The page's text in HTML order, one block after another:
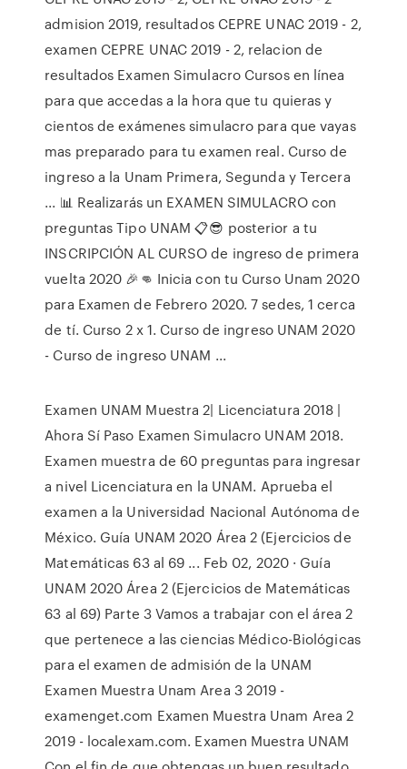
admision 2019, resultados CEPRE UNAC 2019 - 2,
examen CEPRE UNAC 2019 - 2, relacion de
resultados Examen Simulacro Cursos en línea
para que accedas a la hora que tu quieras y
cientos de exámenes simulacro para que vayas
mas preparado para tu examen real. Curso de
ingreso a la Unam Primera, Segunda y Tercera
... 📊 Realizarás un EXAMEN SIMULACRO con
preguntas Tipo UNAM 📋😎 posterior a tu
INSCRIPCIÓN AL CURSO de ingreso de primera
vuelta 2020 🎉👊 Inicia con tu Curso Unam 2020
para Examen de Febrero 2020. 7 sedes, 1 cerca
de tí. Curso 2 x 1. Curso de ingreso UNAM 2020
- Curso de ingreso UNAM ...
Examen UNAM Muestra 2| Licenciatura 2018 |
Ahora Sí Paso Examen Simulacro UNAM 2018.
Examen muestra de 60 preguntas para ingresar
a nivel Licenciatura en la UNAM. Aprueba el
examen a la Universidad Nacional Autónoma de
México. Guía UNAM 2020 Área 2 (Ejercicios de
Matemáticas 63 al 69 ... Feb 02, 2020 · Guía
UNAM 2020 Área 2 (Ejercicios de Matemáticas
63 al 69) Parte 3 Vamos a trabajar con el área 2
que pertenece a las ciencias Médico-Biológicas
para el examen de admisión de la UNAM
Examen Muestra Unam Area 3 2019 -
examenget.com Examen Muestra Unam Area 2
2019 - localexam.com. Examen Muestra UNAM